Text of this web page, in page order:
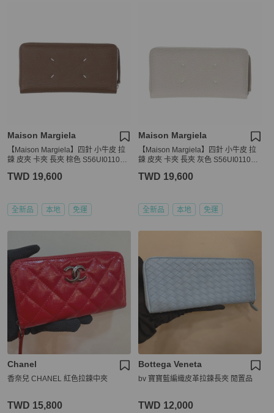
Maison Margiela
【Maison Margiela】四針 小牛皮 拉
鍊 皮夾 卡夾 長夾 棕色 S56UI0110P4
TWD 19,600
全新品 本地 免運
Maison Margiela
【Maison Margiela】四針 小牛皮 拉
鍊 皮夾 卡夾 長夾 灰色 S56UI0110P4
TWD 19,600
全新品 本地 免運
Chanel
香奈兒 CHANEL 紅色拉鍊中夾
TWD 15,800
Bottega Veneta
bv 寶寶藍編織皮革拉鍊長夾 閒置品
TWD 12,000